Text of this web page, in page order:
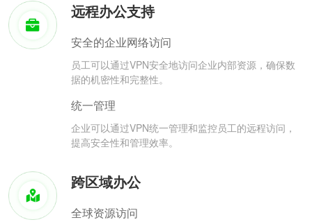
远程办公支持
安全的企业网络访问
员工可以通过VPN安全地访问企业内部资源，确保数
据的机密性和完整性。
统一管理
企业可以通过VPN统一管理和监控员工的远程访问，
提高安全性和管理效率。
跨区域办公
全球资源访问